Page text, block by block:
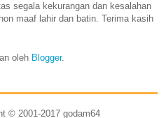
segala kekurangan dan kesalahan
maaf lahir dan batin. Terima kasih
oleh Blogger.
© 2001-2017 godam64